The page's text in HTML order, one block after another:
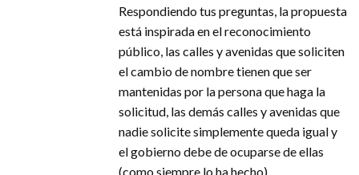
Respondiendo tus preguntas, la propuesta
está inspirada en el reconocimiento
público, las calles y avenidas que soliciten
el cambio de nombre tienen que ser
mantenidas por la persona que haga la
solicitud, las demás calles y avenidas que
nadie solicite simplemente queda igual y
el gobierno debe de ocuparse de ellas
(como siempre lo ha hecho).